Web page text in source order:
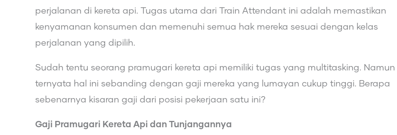
perjalanan di kereta api. Tugas utama dari Train Attendant ini adalah memastikan
kenyamanan konsumen dan memenuhi semua hak mereka sesuai dengan kelas
perjalanan yang dipilih.
Sudah tentu seorang pramugari kereta api memiliki tugas yang multitasking. Namun
ternyata hal ini sebanding dengan gaji mereka yang lumayan cukup tinggi. Berapa
sebenarnya kisaran gaji dari posisi pekerjaan satu ini?
Gaji Pramugari Kereta Api dan Tunjangannya